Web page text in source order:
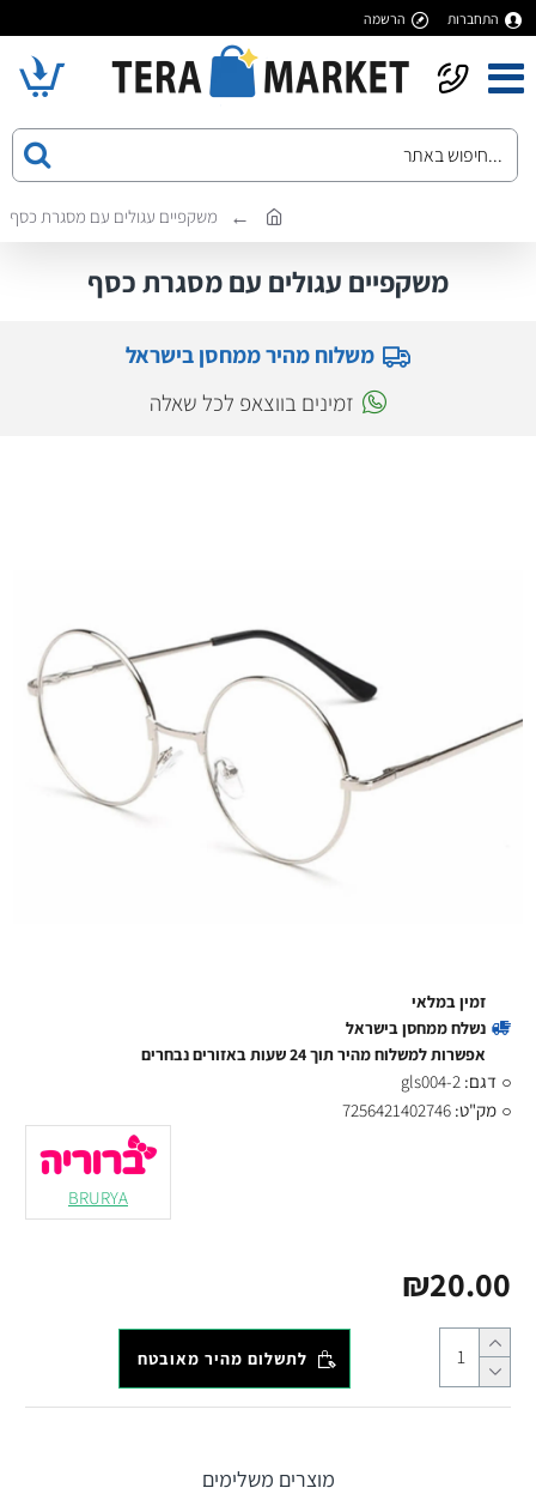
התחברות הרשמה
משקפיים עגולים עם מסגרת כסף
משקפיים עגולים עם מסגרת כסף
משלוח מהיר ממחסן בישראל
זמינים בווצאפ לכל שאלה
₪20.00
זמין במלאי
נשלח ממחסן בישראל
אפשרות למשלוח מהיר תוך 24 שעות באזורים נבחרים
דגם: gls004-2
מק"ט: 7256421402746
BRURYA
לתשלום מהיר מאובטח
מוצרים משלימים